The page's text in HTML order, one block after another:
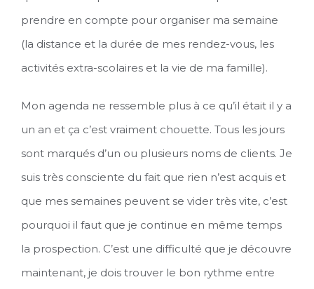
prendre en compte pour organiser ma semaine
(la distance et la durée de mes rendez-vous, les
activités extra-scolaires et la vie de ma famille).
Mon agenda ne ressemble plus à ce qu’il était il y a
un an et ça c’est vraiment chouette. Tous les jours
sont marqués d’un ou plusieurs noms de clients. Je
suis très consciente du fait que rien n’est acquis et
que mes semaines peuvent se vider très vite, c’est
pourquoi il faut que je continue en même temps
la prospection. C’est une difficulté que je découvre
maintenant, je dois trouver le bon rythme entre